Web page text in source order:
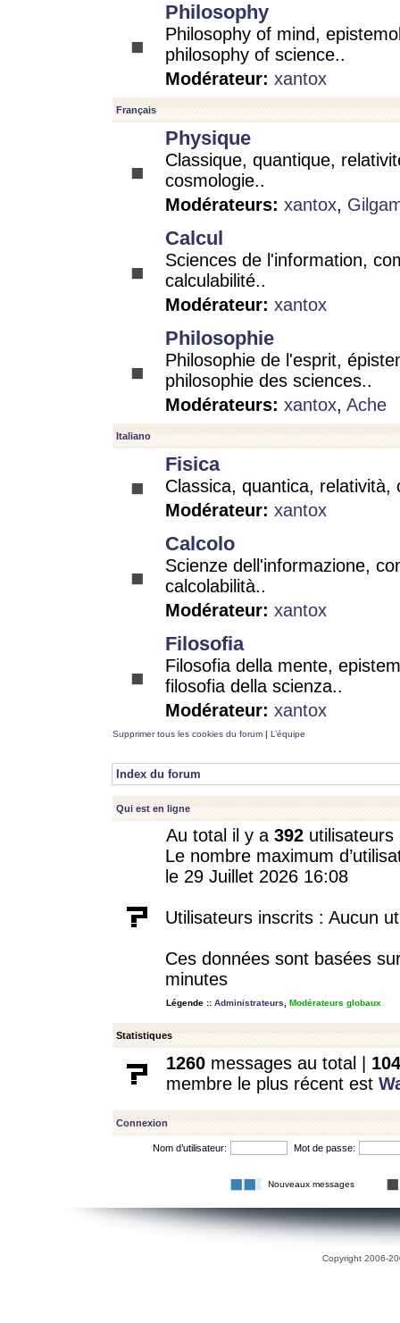
Philosophy
Philosophy of mind,
philosophy of science..
Modérateur: xantox
Français
Physique
Classique, quantique,
cosmologie..
Modérateurs: xantox,
Calcul
Sciences de l'information,
calculabilité..
Modérateur: xantox
Philosophie
Philosophie de l'esprit,
philosophie des sciences..
Modérateurs: xantox, Ache
Italiano
Fisica
Classica, quantica, relatività,
Modérateur: xantox
Calcolo
Scienze dell'informazione,
calcolabilità..
Modérateur: xantox
Filosofia
Filosofia della mente,
filosofia della scienza..
Modérateur: xantox
Supprimer tous les cookies du forum | L’équipe
Index du forum
Qui est en ligne
Au total il y a 392
Le nombre maximum
le 29 Juillet 2026 16:08
Utilisateurs inscrits : Aucun
Ces données sont basées
minutes
Légende :: Administrateurs Modérateurs globaux
Statistiques
1260 messages au total | 104
membre le plus récent est
Connexion
Nom d’utilisateur: Mot de passe:
Nouveaux messages
Copyright 2006-